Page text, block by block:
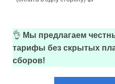
👌 Мы предлагаем
тарифы без скрытых
сборов!